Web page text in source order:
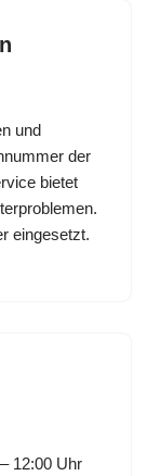
und
der
bietet
eingesetzt.
12:00 Uhr